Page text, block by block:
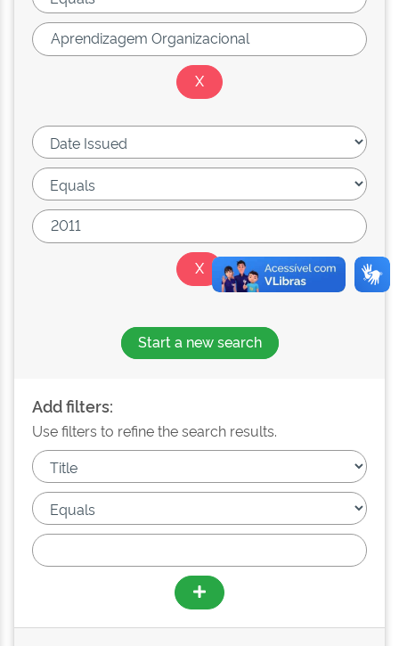
Start a new search
Add filters:
Use filters to refine the search results.